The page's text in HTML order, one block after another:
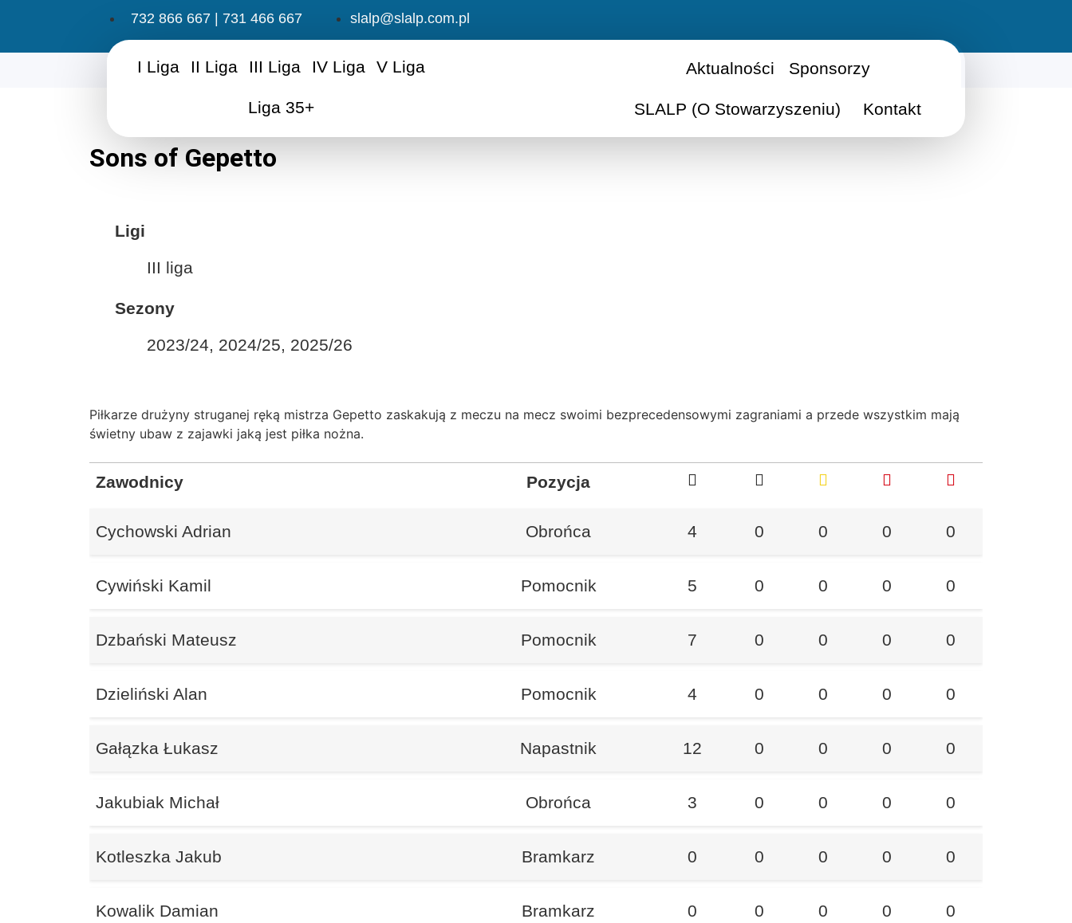
732 866 667 | 731 466 667 slalp@slalp.com.pl
I Liga II Liga III Liga IV Liga V Liga
Liga 35+
Aktualności Sponsorzy
SLALP (O Stowarzyszeniu) Kontakt
Sons of Gepetto
Ligi
III liga
Sezony
2023/24, 2024/25, 2025/26
Piłkarze drużyny struganej ręką mistrza Gepetto zaskakują z meczu na mecz swoimi bezprecedensowymi zagraniami a przede wszystkim mają
świetny ubaw z zajawki jaką jest piłka nożna.
Zawodnicy Pozycja
Cychowski Adrian Obrońca 4 0 0 0 0
Cywiński Kamil Pomocnik 5 0 0 0 0
Dzbański Mateusz Pomocnik 7 0 0 0 0
Dzieliński Alan Pomocnik 4 0 0 0 0
Gałązka Łukasz Napastnik 12 0 0 0 0
Jakubiak Michał Obrońca 3 0 0 0 0
Kotleszka Jakub Bramkarz 0 0 0 0 0
Kowalik Damian Bramkarz 0 0 0 0 0